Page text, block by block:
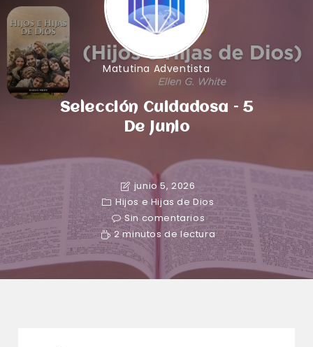
Matutina Adventista
Selección Cuidadosa – 5
De Junio
junio 5, 2026
Hijos e Hijas de Dios
Sin comentarios
2 minutos de lectura